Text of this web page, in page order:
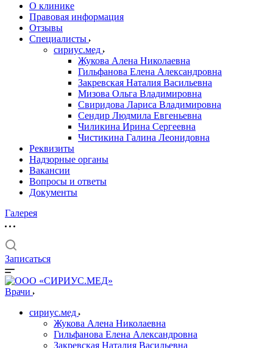
О клинике
Правовая информация
Отзывы
Специалисты
сириус.мед
Жукова Алена Николаевна
Гильфанова Елена Александровна
Закревская Наталия Васильевна
Мизова Ольга Владимировна
Свиридова Лариса Владимировна
Сендир Людмила Евгеньевна
Чиликина Ирина Сергеевна
Чистикина Галина Леонидовна
Реквизиты
Надзорные органы
Вакансии
Вопросы и ответы
Документы
Галерея
Записаться
Врачи
сириус.мед
Жукова Алена Николаевна
Гильфанова Елена Александровна
Закревская Наталия Васильевна